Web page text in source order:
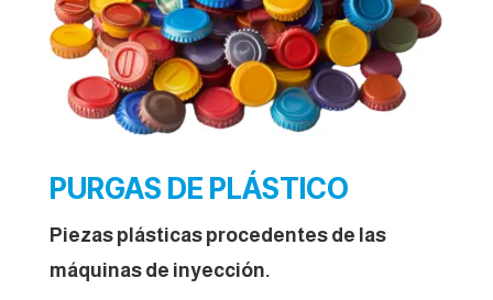
PURGAS DE PLÁSTICO
Piezas plásticas procedentes de las
máquinas de inyección.